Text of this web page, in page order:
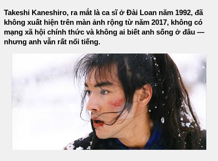
Takeshi Kaneshiro, ra mắt là ca sĩ ở Đài Loan năm 1992, đã
không xuất hiện trên màn ảnh rộng từ năm 2017, không có
mạng xã hội chính thức và không ai biết anh sống ở đâu —
nhưng anh vẫn rất nổi tiếng.